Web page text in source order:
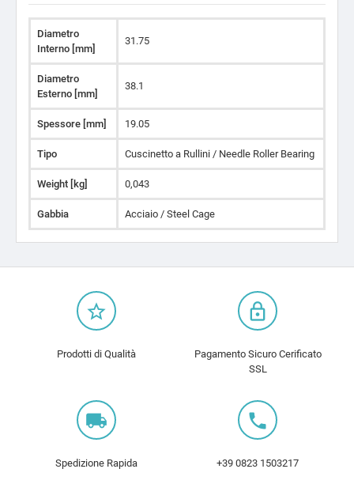
Diametro
Interno [mm]
31.75
Diametro
Esterno [mm]
38.1
Spessore [mm] 19.05
Tipo Cuscinetto a Rullini / Needle Roller Bearing
Weight [kg] 0,043
Gabbia Acciaio / Steel Cage
star_border
Prodotti di Qualità
lock_outline
Pagamento Sicuro Cerificato
SSL
local_shipping
Spedizione Rapida
local_phone
+39 0823 1503217